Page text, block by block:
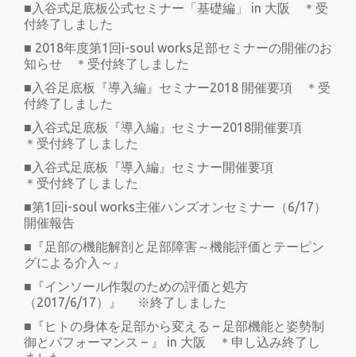
■入谷式足底板公式セミナー「基礎編」 in 大阪 ＊受
付終了しました
■ 2018年度第1回i-soul works足部セミナーの開催のお
知らせ ＊受付終了しました
■入谷足底板『導入編』セミナー2018 開催要項 ＊受
付終了しました
■入谷式足底板『導入編』セミナー2018開催要項
＊受付終了しました
■入谷式足底板『導入編』セミナー開催要項
＊受付終了しました
■第1回i-soul works主催ハンズオンセミナー（6/17）
開催報告
■『足部の機能解剖と足部障害～機能評価とテーピン
グによる介入～』
■『インソール作製のための評価と処方
（2017/6/17）』 ※終了しました
■『ヒトの身体を足部から変える – 足部機能と姿勢制
御とパフォーマンス – 』 in 大阪 ＊申し込み終了し